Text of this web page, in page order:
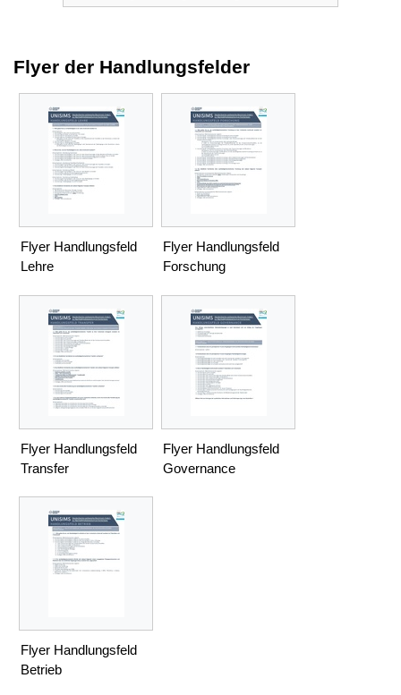
Flyer der Handlungsfelder
Flyer Handlungsfeld
Lehre
Flyer Handlungsfeld
Forschung
Flyer Handlungsfeld
Transfer
Flyer Handlungsfeld
Governance
Flyer Handlungsfeld
Betrieb